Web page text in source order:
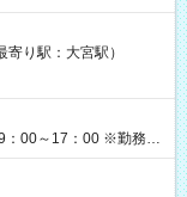
1時間） 時給1,300円
役割により時給＋100
休憩なし） 時給1,300
交通費 【試用期
り駅：大宮駅）
：00～17：00 ※勤務時